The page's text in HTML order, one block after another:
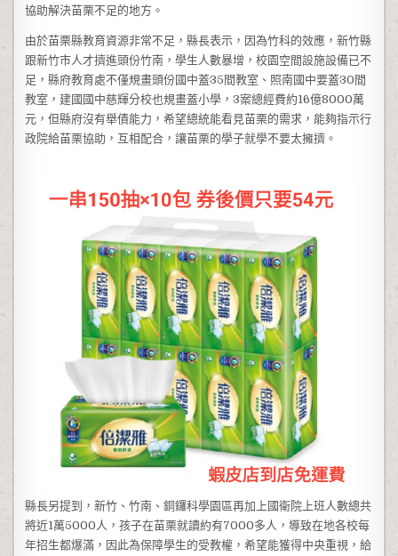
協助解決苗栗不足的地方。
由於苗栗縣教育資源非常不足，縣長表示，因為竹科的效應，新竹縣
跟新竹市人才擠進頭份竹南，學生人數暴增，校園空間設施設備已不
足，縣府教育處不僅規畫頭份國中蓋35間教室、照南國中要蓋30間
教室，建國國中慈輝分校也規畫蓋小學，3案總經費約16億8000萬
元，但縣府沒有舉債能力，希望總統能看見苗栗的需求，能夠指示行
政院給苗栗協助，互相配合，讓苗栗的學子就學不要太擁擠。
縣長另提到，新竹、竹南、銅鑼科學園區再加上國衛院上班人數總共
將近1萬5000人，孩子在苗栗就讀約有7000多人，導致在地各校每
年招生都爆滿，因此為保障學生的受教權，希望能獲得中央重視，給